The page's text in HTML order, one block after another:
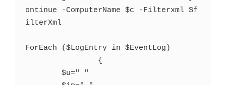
ontinue -ComputerName $c -Filterxml $f
ilterXml
ForEach ($LogEntry in $EventLog)